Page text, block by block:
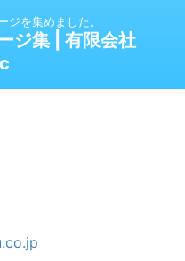
ジを集めました。
ジ集 | 有限会社